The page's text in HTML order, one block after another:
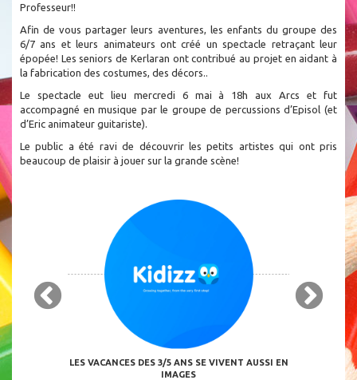
Professeur!!
Afin de vous partager leurs aventures, les enfants du groupe des
6/7 ans et leurs animateurs ont créé un spectacle retraçant leur
épopée! Les seniors de Kerlaran ont contribué au projet en aidant à
la fabrication des costumes, des décors..
Le spectacle eut lieu mercredi 6 mai à 18h aux Arcs et fut
accompagné en musique par le groupe de percussions d’Episol (et
d’Eric animateur guitariste).
Le public a été ravi de découvrir les petits artistes qui ont pris
beaucoup de plaisir à jouer sur la grande scène!
À LA
LES VACANCES DES 3/5 ANS SE VIVENT AUSSI EN
IMAGES
LES